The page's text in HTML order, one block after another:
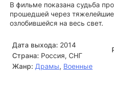
В фильме показана судьба
прошедшей через
озлобившейся на весь свет.
Дата выхода: 2014
Страна: Россия, СНГ
Жанр: Драмы, Военные